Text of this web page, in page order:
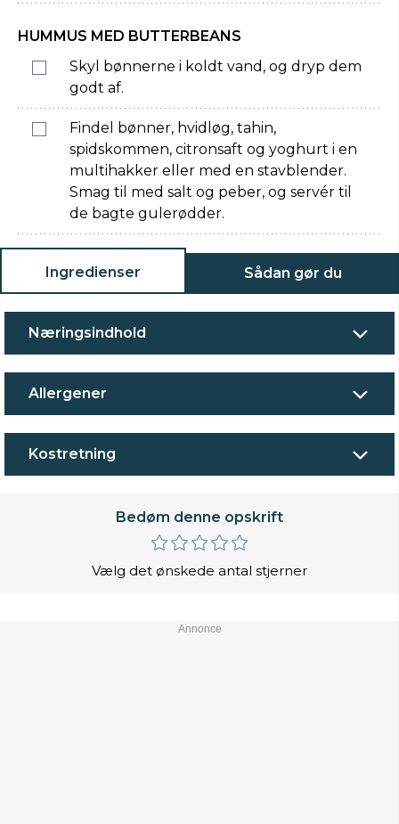
HUMMUS MED BUTTERBEANS
Skyl bønnerne i koldt vand, og dryp dem
godt af.
Findel bønner, hvidløg, tahin,
spidskommen, citronsaft og yoghurt i en
multihakker eller med en stavblender.
Smag til med salt og peber, og servér til
de bagte gulerødder.
Ingredienser Sådan gør du
Næringsindhold
Allergener
Kostretning
Bedøm denne opskrift
Vælg det ønskede antal stjerner